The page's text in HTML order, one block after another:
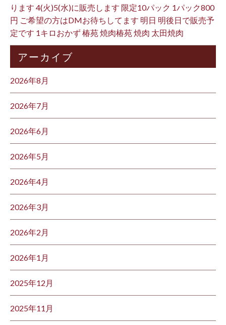
ります 4(火)5(水)に販売します 限定10パック 1パック800
円 ご希望の方はDMお待ちしてます 明日 明後日で販売予
定です 1キロおかず 椿苑 焼肉椿苑 焼肉 太田焼肉
アーカイブ
2026年8月
2026年7月
2026年6月
2026年5月
2026年4月
2026年3月
2026年2月
2026年1月
2025年12月
2025年11月